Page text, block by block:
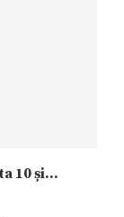
10 și...